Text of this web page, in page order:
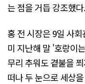
는 점을 거듭 강조했다.
홍 전 시장은 9일 사
미 지난해 말 '호랑이
무리 추워도 곁불을
떠나 두 눈으로 세상